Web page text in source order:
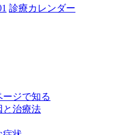
診療カレンダー
ジで知る
と治療法